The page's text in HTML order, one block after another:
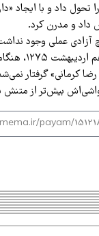
داد و با ایجاد
داد و مدرن کرد.
آزادی عملی وجود
بود و مطلقاً به اصلاحات
کرمانی» گرفتار
بیش‌تر از متنش